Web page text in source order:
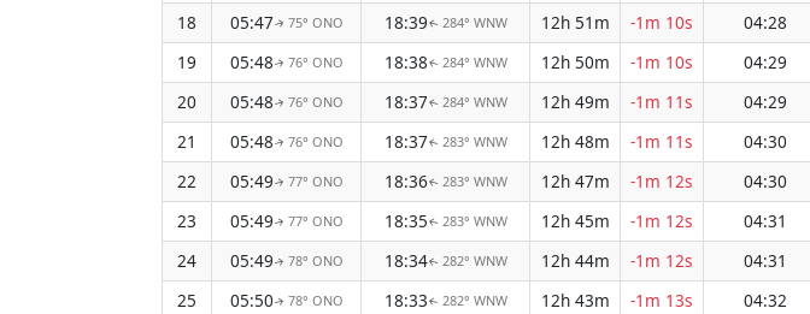
18
05:47↑ 75° ONO 18:39↑ 284° WNW 12h 51m -1m 10s 04:28
19
05:48↑ 76° ONO 18:38↑ 284° WNW 12h 50m -1m 10s 04:29
20
05:48↑ 76° ONO 18:37↑ 284° WNW 12h 49m -1m 11s 04:29
21
05:48↑ 76° ONO 18:37↑ 283° WNW 12h 48m -1m 11s 04:30
22
05:49↑ 77° ONO 18:36↑ 283° WNW 12h 47m -1m 12s 04:30
23
05:49↑ 77° ONO 18:35↑ 283° WNW 12h 45m -1m 12s 04:31
24
05:49↑ 78° ONO 18:34↑ 282° WNW 12h 44m -1m 12s 04:31
25
05:50↑ 78° ONO 18:33↑ 282° WNW 12h 43m -1m 13s 04:32